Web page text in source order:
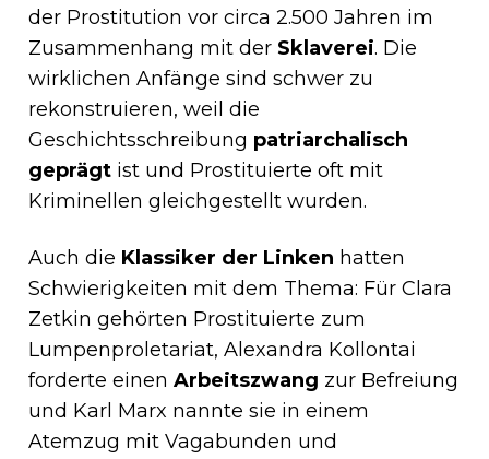
der Prostitution vor circa 2.500 Jahren im
Zusammenhang mit der Sklaverei. Die
wirklichen Anfänge sind schwer zu
rekonstruieren, weil die
Geschichtsschreibung patriarchalisch
geprägt ist und Prostituierte oft mit
Kriminellen gleichgestellt wurden.
Auch die Klassiker der Linken hatten
Schwierigkeiten mit dem Thema: Für Clara
Zetkin gehörten Prostituierte zum
Lumpenproletariat, Alexandra Kollontai
forderte einenArbeitszwang zur Befreiung
und Karl Marx nannte sie in einem
Atemzug mit Vagabunden und